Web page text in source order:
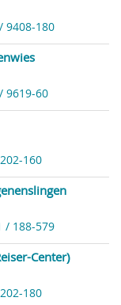
9408-180
9619-60
160
/ 188-579
Center)
180